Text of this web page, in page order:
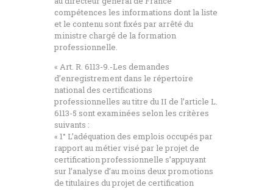
compétences les informations dont la liste
et le contenu sont fixés par arrêté du
ministre chargé de la formation
professionnelle.
« Art. R. 6113-9.-Les demandes
d’enregistrement dans le répertoire
national des certifications
professionnelles au titre du II de l’article L.
6113-5 sont examinées selon les critères
suivants :
« 1° L’adéquation des emplois occupés par
rapport au métier visé par le projet de
certification professionnelle s’appuyant
sur l’analyse d’au moins deux promotions
de titulaires du projet de certification